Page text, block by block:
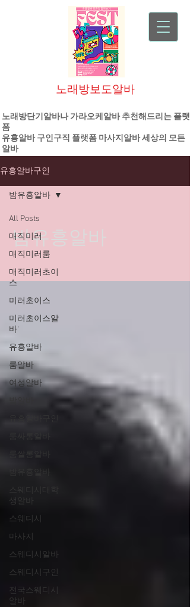
노래방보도알바
노래방단기알바나 가라오케알바 추천해드리는 플랫
폼
유흥알바구인구직 플랫폼 마사지알바세상의 모든
알바
유흥알바구인
All Posts
매직미러
매직미러룸
매직미러초이
스
미러초이스
미러초이스알
바'
유흥알바
룸알바
여성알바
생알바
스웨디시
마사지
스웨디시알바
스웨디시구인
전국스웨디시
알바
밤유흥알바
밤유흥알바